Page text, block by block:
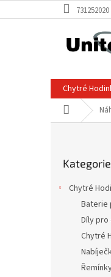
na
731252020
Chytré
Domů
kategorie
Kategorie
Chytré
Baterie
Díly
Chytré